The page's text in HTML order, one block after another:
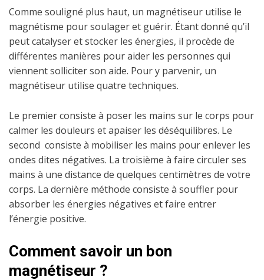
Comme souligné plus haut, un magnétiseur utilise le
magnétisme pour soulager et guérir. Étant donné qu’il
peut catalyser et stocker les énergies, il procède de
différentes manières pour aider les personnes qui
viennent solliciter son aide. Pour y parvenir, un
magnétiseur utilise quatre techniques.
Le premier consiste à poser les mains sur le corps pour
calmer les douleurs et apaiser les déséquilibres. Le
second consiste à mobiliser les mains pour enlever les
ondes dites négatives. La troisième à faire circuler ses
mains à une distance de quelques centimètres de votre
corps. La dernière méthode consiste à souffler pour
absorber les énergies négatives et faire entrer
l’énergie positive.
Comment savoir un bon
magnétiseur ?